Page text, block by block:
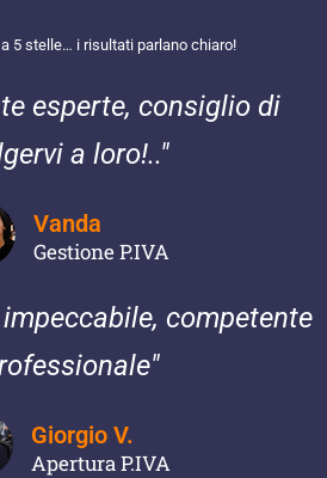
5 stelle… i risultati parlano chiaro!
esperte, consiglio di
a loro!.."
Vanda
Gestione P.IVA
competente
Giorgio V.
Apertura P.IVA